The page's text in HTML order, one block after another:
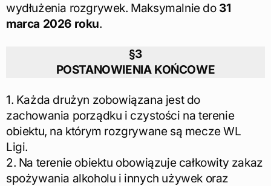
wydłużenia rozgrywek. Maksymalnie do 31
marca 2026 roku.
§3
POSTANOWIENIA KOŃCOWE
1. Każda drużyn zobowiązana jest do
zachowania porządku i czystości na terenie
obiektu, na którym rozgrywane są mecze WL
Ligi.
2. Na terenie obiektu obowiązuje całkowity zakaz
spożywania alkoholu i innych używek oraz